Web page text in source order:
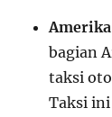
bagian
taksi
Taksi